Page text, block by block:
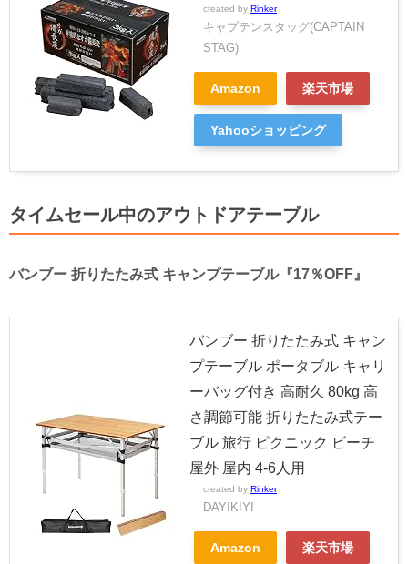
created by Rinker
キャプテンスタッグ(CAPTAIN
STAG)
Amazon 楽天市場
Yahooショッピング
タイムセール中のアウトドアテーブル
バンブー 折りたたみ式 キャンプテーブル『17％OFF』
バンブー 折りたたみ式 キャン
プテーブル ポータブル キャリ
ーバッグ付き 高耐久 80kg 高
さ調節可能 折りたたみ式テー
ブル 旅行 ピクニック ビーチ
屋外 屋内 4-6人用
created by Rinker
DAYIKIYI
Amazon 楽天市場